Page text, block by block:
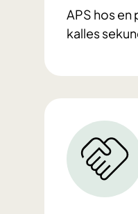
APS hos
kalles